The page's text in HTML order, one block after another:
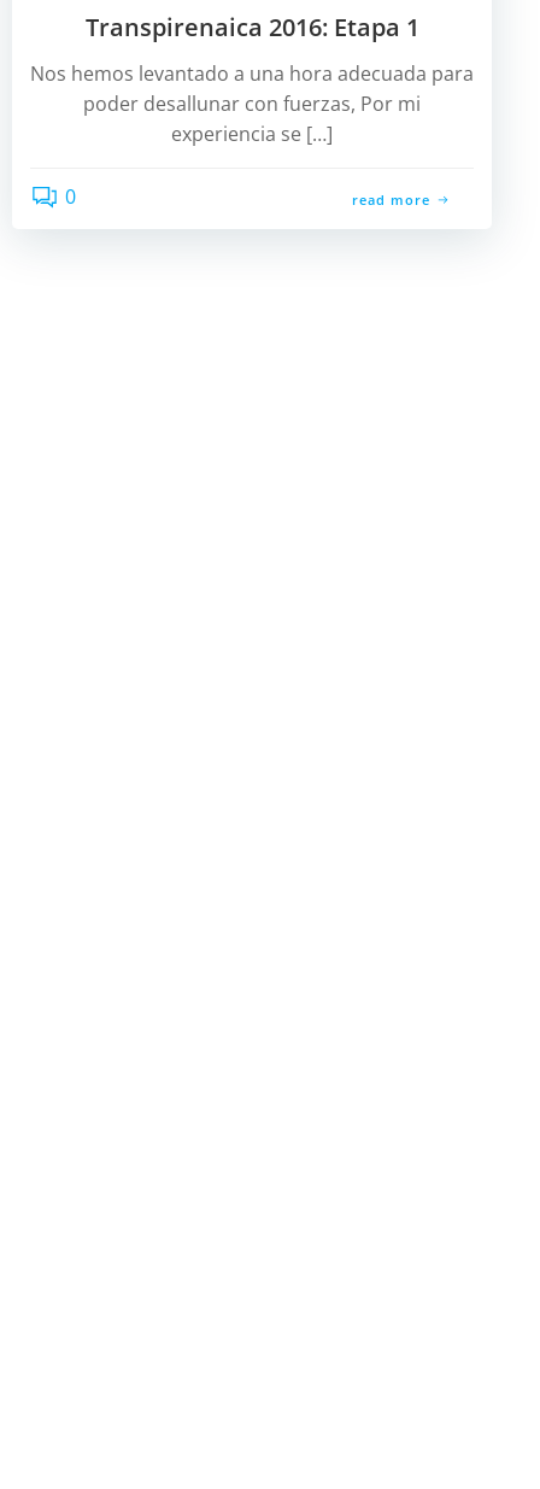
Transpirenaica 2016: Etapa 1
Nos hemos levantado a una hora adecuada para
poder desallunar con fuerzas, Por mi
experiencia se […]
0 read more